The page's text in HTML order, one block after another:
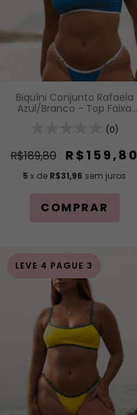
Biquíni Conjunto Rafaela
Azul/Branco - Top Faixa
Regulagem e Calcinha
Regulagem
(0)
R$189,80 R$159,80
5 x de R$31,96 sem juros
COMPRAR
LEVE 4 PAGUE 3